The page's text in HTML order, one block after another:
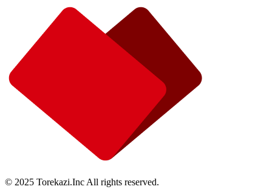
© 2025 Torekazi.Inc All rights reserved.